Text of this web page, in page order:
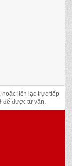
, hoặc liên lạc trực tiếp
để được tư vấn.